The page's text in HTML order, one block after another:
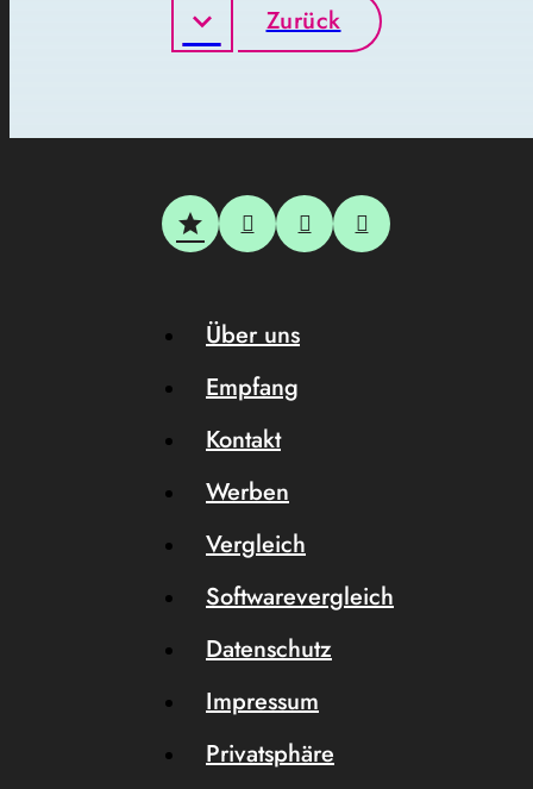
Zurück
Über uns
Empfang
Kontakt
Werben
Vergleich
Softwarevergleich
Datenschutz
Impressum
Privatsphäre